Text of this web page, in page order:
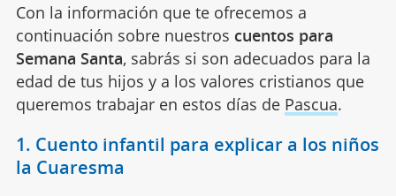
Con la información que te ofrecemos a
continuación sobre nuestros cuentos para
Semana Santa, sabrás si son adecuados para la
edad de tus hijos y a los valores cristianos que
queremos trabajar en estos días de Pascua.
1. Cuento infantil para explicar a los niños
la Cuaresma